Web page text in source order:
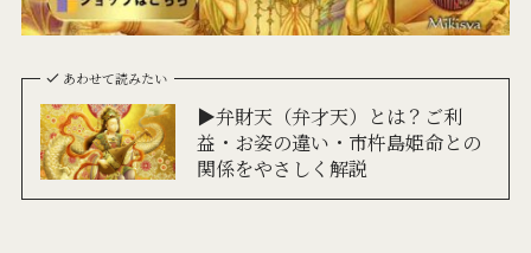
あわせて読みたい
▶弁財天（弁才天）とは？ご利
益・お姿の違い・市杵島姫命との
関係をやさしく解説